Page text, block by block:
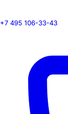
+7 495 106-33-43